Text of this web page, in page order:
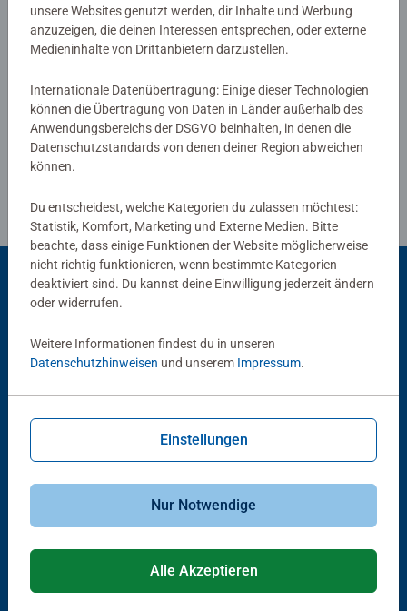
von Ravensburger Kinderpuzzles mit den beliebtesten
Motiven, von 2 Teilen bis 300 Teilen, ist garantiert für
jedes Kind das Richtige dabei. Die Auswahl der Motive
sehr am Herzen. Deshalb wird die Unbedenklichkeit aller
Materialien von einem unabhängigen Institut bestätigt.
Seit mehr als 100 Jahren entwickeln wir Puzzles, wie
Kinder sie lieben: altersgerecht in Motiv, Teilezahl und -
Verfasse eine Bewertung
Richtlinien für Bewertungen
Andere Kunden mögen auch
Besuch im Zoo
Meine schönsten Lieder für
unterwegs
unsere Websites genutzt werden, dir Inhalte und Werbung
anzuzeigen, die deinen Interessen entsprechen, oder externe
Medieninhalte von Drittanbietern darzustellen.
Internationale Datenübertragung: Einige dieser Technologien
können die Übertragung von Daten in Länder außerhalb des
Anwendungsbereichs der DSGVO beinhalten, in denen die
Datenschutzstandards von denen deiner Region abweichen
können.
Du entscheidest, welche Kategorien du zulassen möchtest:
Statistik, Komfort, Marketing und Externe Medien. Bitte
beachte, dass einige Funktionen der Website möglicherweise
nicht richtig funktionieren, wenn bestimmte Kategorien
deaktiviert sind. Du kannst deine Einwilligung jederzeit ändern
oder widerrufen.
Weitere Informationen findest du in unseren
Datenschutzhinweisen und unserem Impressum.
Einstellungen
Nur Notwendige
Alle Akzeptieren